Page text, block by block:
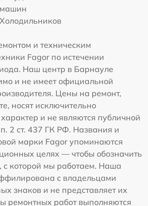
машин
Холодильников
и техническим
Fagor по истечении
Наш центр в Барнауле
и не имеет официальной
Цены на ремонт,
носят исключительно
и не являются публичной
2 ст. 437 ГК РФ. Названия и
марки Fagor упоминаются
целях — чтобы обозначить
с которой мы работаем. Наша
с владельцами
знаков и не представляет их
ремонтных работ выполняются